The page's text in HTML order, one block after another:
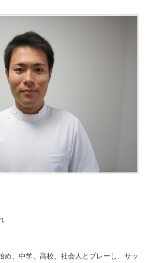
め、中学、高校、社会人とプレーし、サッ